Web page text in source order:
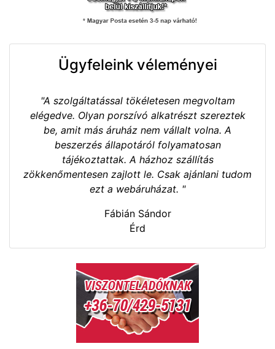
Ügyfeleink véleményei
"A szolgáltatással tökéletesen megvoltam
elégedve. Olyan porszívó alkatrészt szereztek
be, amit más áruház nem vállalt volna. A
beszerzés állapotáról folyamatosan
tájékoztattak. A házhoz szállítás
zökkenőmentesen zajlott le. Csak ajánlani tudom
ezt a webáruházat. "
Fábián Sándor
Érd